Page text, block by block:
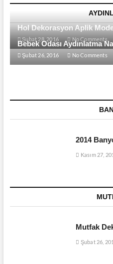
Hol Dekorasyon Aplik
Şubat 28, 2016 No Comments
Bebek Odası Aydınlatma
Şubat 26, 2016 No Comments
2014
Kasım 27,
Mutfak
Şubat 26,